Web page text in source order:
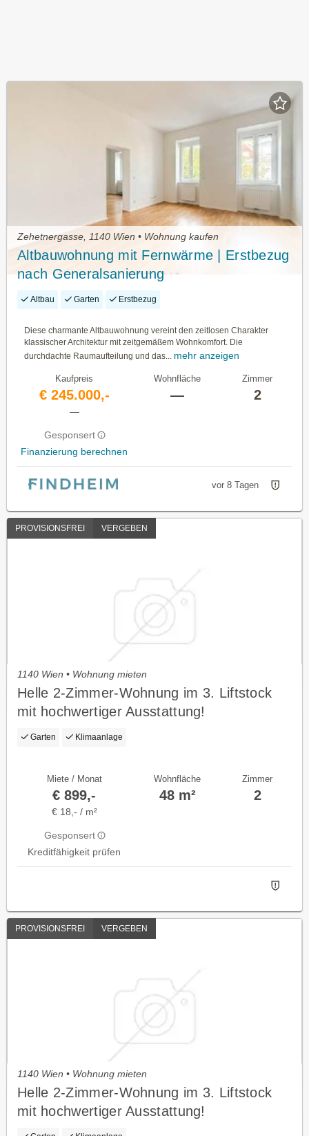
Zehetnergasse, 1140 Wien • Wohnung kaufen
Altbauwohnung mit Fernwärme | Erstbezug
nach Generalsanierung
Altbau Garten Erstbezug
Diese charmante Altbauwohnung vereint den zeitlosen Charakter
klassischer Architektur mit zeitgemäßem Wohnkomfort. Die
durchdachte Raumaufteilung und das... mehr anzeigen
Kaufpreis
€ 245.000,-
—
Gesponsert
Finanzierung berechnen
Wohnfläche
—
Zimmer
2
vor 8 Tagen
PROVISIONSFREI VERGEBEN
1140 Wien • Wohnung mieten
Helle 2-Zimmer-Wohnung im 3. Liftstock
mit hochwertiger Ausstattung!
Garten Klimaanlage
Miete / Monat
€ 899,-
€ 18,- / m²
Gesponsert
Kreditfähigkeit prüfen
Wohnfläche
48 m²
Zimmer
2
PROVISIONSFREI VERGEBEN
1140 Wien • Wohnung mieten
Helle 2-Zimmer-Wohnung im 3. Liftstock
mit hochwertiger Ausstattung!